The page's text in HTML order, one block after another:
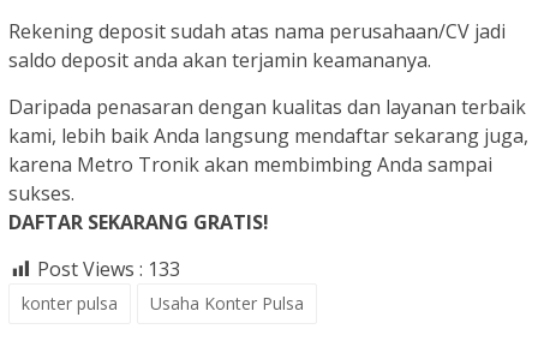
Rekening deposit sudah atas nama perusahaan/CV jadi
saldo deposit anda akan terjamin keamananya.
Daripada penasaran dengan kualitas dan layanan terbaik
kami, lebih baik Anda langsung mendaftar sekarang juga,
karena Metro Tronik akan membimbing Anda sampai
sukses.
DAFTAR SEKARANG GRATIS!
Post Views : 133
konter pulsa Usaha Konter Pulsa